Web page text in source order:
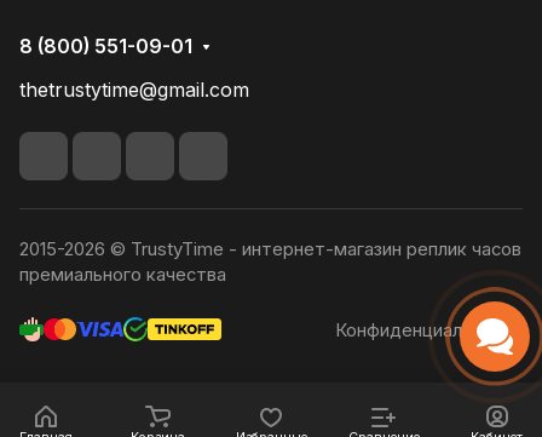
8 (800) 551-09-01
thetrustytime@gmail.com
2015-2026 © TrustyTime - интернет-магазин реплик часов
премиального качества
Конфиденциальность